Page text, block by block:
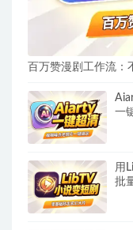
百万赞漫剧工作流：
一
用
批